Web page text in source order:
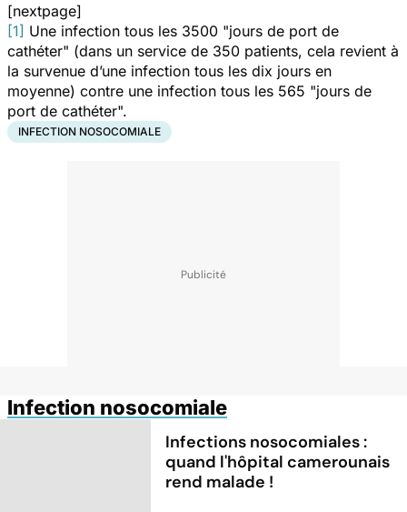
[nextpage]
[1] Une infection tous les 3500 "jours de port de
cathéter" (dans un service de 350 patients, cela revient à
la survenue d’une infection tous les dix jours en
moyenne) contre une infection tous les 565 "jours de
port de cathéter".
INFECTION NOSOCOMIALE
Infection nosocomiale
Infections nosocomiales :
quand l'hôpital camerounais
rend malade !